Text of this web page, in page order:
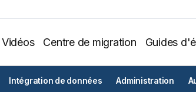
Vidéos Centre de migration Guides
Intégration de données Administration